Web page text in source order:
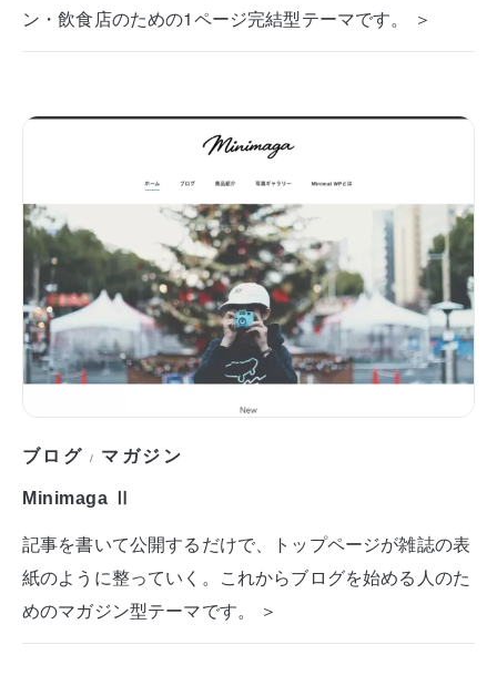
ン・飲食店のための1ページ完結型テーマです。 ＞
ブログ / マガジン
Minimaga Ⅱ
記事を書いて公開するだけで、トップページが雑誌の表
紙のように整っていく。これからブログを始める人のた
めのマガジン型テーマです。 ＞